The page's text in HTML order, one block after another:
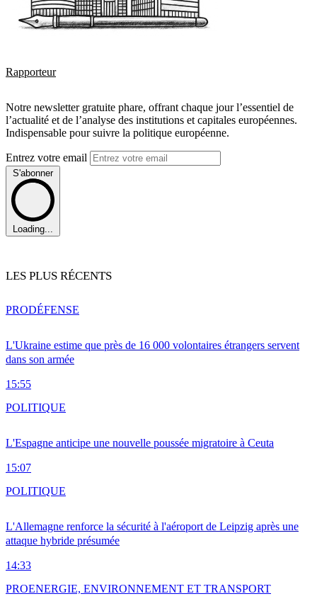
Rapporteur
Notre newsletter gratuite phare, offrant chaque jour l’essentiel de
l’actualité et de l’analyse des institutions et capitales européennes.
Indispensable pour suivre la politique européenne.
Entrez votre email
S'abonner
Loading...
LES PLUS RÉCENTS
L'Ukraine estime que près de 16 000 volontaires étrangers servent
dans son armée
15:55
PRODÉFENSE
L'Espagne anticipe une nouvelle poussée migratoire à Ceuta
15:07
POLITIQUE
L'Allemagne renforce la sécurité à l'aéroport de Leipzig après une
attaque hybride présumée
14:33
POLITIQUE
PROENERGIE, ENVIRONNEMENT ET TRANSPORT